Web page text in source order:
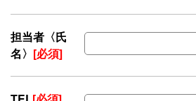
担当者〈氏
名〉 [必須]